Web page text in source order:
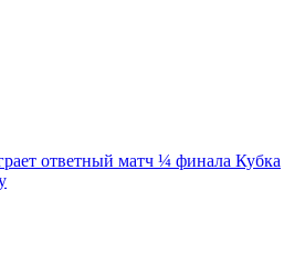
ответный матч ¼ финала Кубка